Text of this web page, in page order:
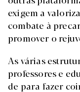
exigem a
combate à
promover o
As várias
professores e
de para fazer